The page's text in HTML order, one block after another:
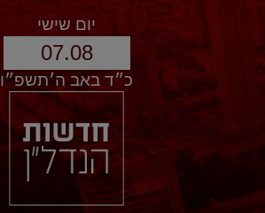
יום שישי
07.08
כ״ד באב ה׳תשפ״ו